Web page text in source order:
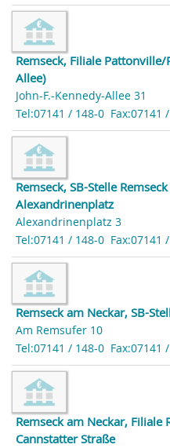
Remseck, Filiale Pattonville/
Allee)
John-F.-Kennedy-Allee 31
Tel:07141 / 148-0 Fax:07141
Remseck, SB-Stelle
Alexandrinenplatz
Alexandrinenplatz 3
Tel:07141 / 148-0 Fax:07141
Remseck am Neckar, SB-
Am Remsufer 10
Tel:07141 / 148-0 Fax:07141
Remseck am Neckar, Filiale
Cannstatter Straße